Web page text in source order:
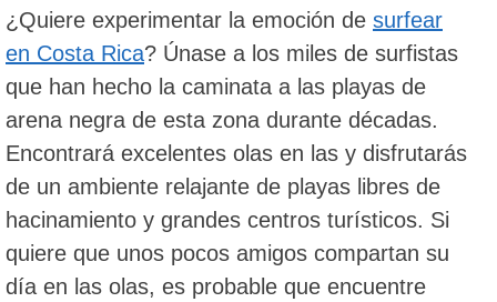
¿Quiere experimentar la emoción de surfear
en Costa Rica? Únase a los miles de surfistas
que han hecho la caminata a las playas de
arena negra de esta zona durante décadas.
Encontrará excelentes olas en las y disfrutarás
de un ambiente relajante de playas libres de
hacinamiento y grandes centros turísticos. Si
quiere que unos pocos amigos compartan su
día en las olas, es probable que encuentre